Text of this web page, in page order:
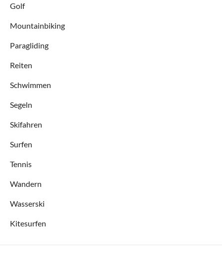
Golf
Mountainbiking
Paragliding
Reiten
Schwimmen
Segeln
Skifahren
Surfen
Tennis
Wandern
Wasserski
Kitesurfen